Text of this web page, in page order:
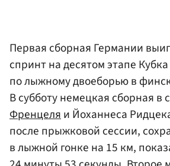
Первая сборная Германии
спринт на десятом этапе
по лыжному двоеборью в
В субботу немецкая сборная в
Френцеляи Йоханнеса
после прыжковой сессии,
в лыжной гонке на 15 км,